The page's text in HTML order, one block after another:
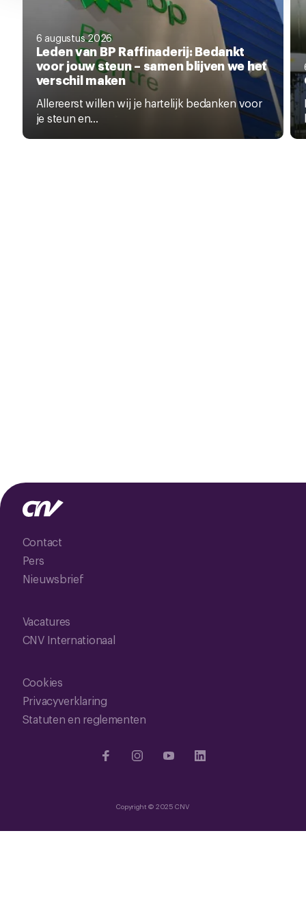
6 augustus 2026
Leden van BP Raffinaderij: Bedankt
voor jouw steun – samen blijven we het
verschil maken
Allereerst willen wij je hartelijk bedanken voor
je steun en...
Contact
Pers
Nieuwsbrief
Vacatures
CNV Internationaal
Cookies
Privacyverklaring
Statuten en reglementen
Copyright © 2025 CNV